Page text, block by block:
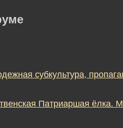
субкультура,
Патриаршая ёлка.